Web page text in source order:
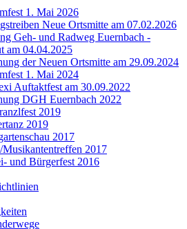
1. Mai 2026
Neue Ortsmitte am 07.02.2026
Geh- und Radweg Euernbach -
am 04.04.2025
der Neuen Ortsmitte am 29.09.2024
1. Mai 2024
Auftaktfest am 30.09.2022
DGH Euernbach 2022
2019
2019
2017
Musikantentreffen 2017
und Bürgerfest 2016